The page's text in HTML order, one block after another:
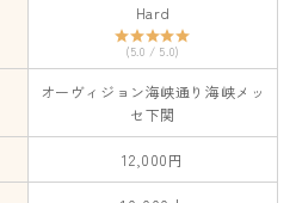
Hard
(5.0 / 5.0)
オーヴィジョン海峡通り海峡メッ
セ下関
12,000円